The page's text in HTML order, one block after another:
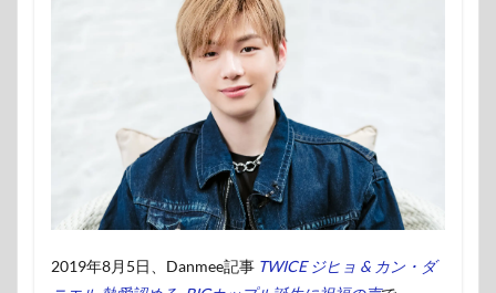
2019年8月5日、Danmee記事 TWICE ジヒョ & カン・ダ